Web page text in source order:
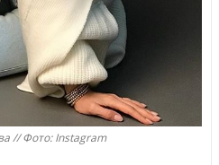
// Фото: Instagram